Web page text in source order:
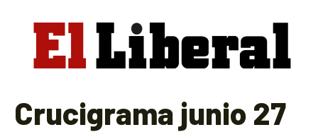
Crucigrama junio 27